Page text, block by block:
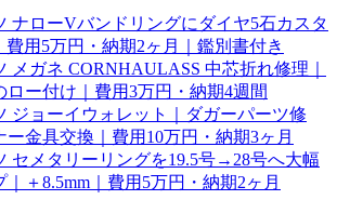
ナローVバンドリングにダイヤ5石カスタ
費用5万円・納期2ヶ月｜鑑別書付き
メガネ CORNHAULASS 中芯折れ修理｜
ロー付け｜費用3万円・納期4週間
ジョーイウォレット｜ダガーパーツ修
ー金具交換｜費用10万円・納期3ヶ月
セメタリーリングを19.5号→28号へ大幅
＋8.5mm｜費用5万円・納期2ヶ月